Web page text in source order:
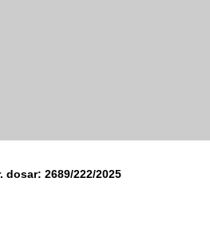
dosar: 2689/222/2025